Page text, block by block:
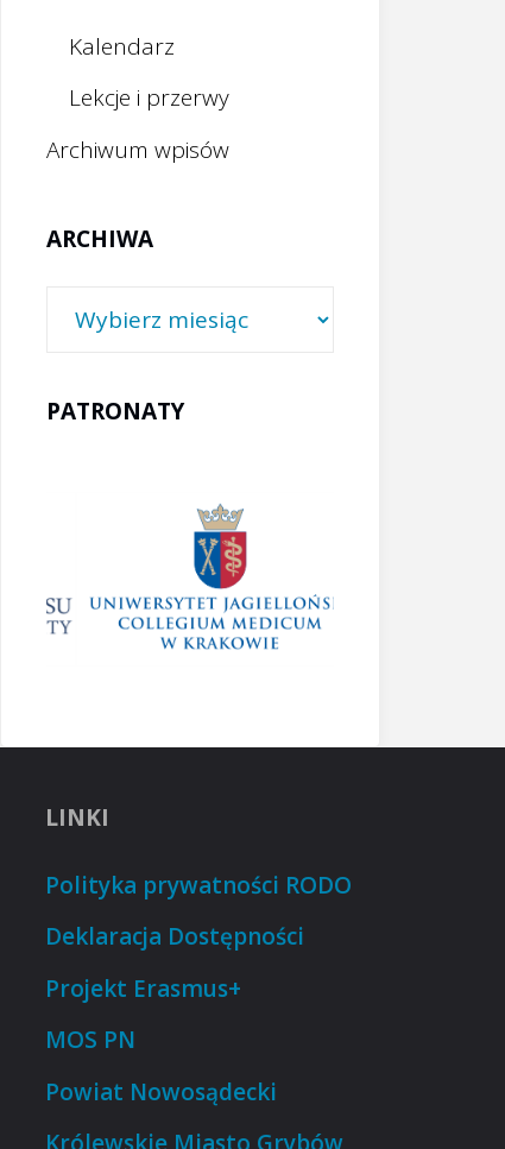
Kalendarz
Lekcje i przerwy
Archiwum wpisów
ARCHIWA
Archiwa
PATRONATY
LINKI
Polityka prywatności RODO
Deklaracja Dostępności
Projekt Erasmus+
MOS PN
Powiat Nowosądecki